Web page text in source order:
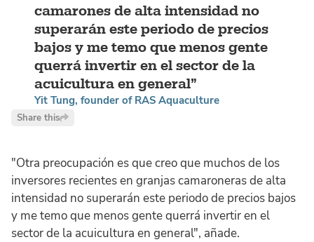
camarones de alta intensidad no
superarán este periodo de precios
bajos y me temo que menos gente
querrá invertir en el sector de la
acuicultura en general
Yit Tung, founder of RAS Aquaculture
Share this
"Otra preocupación es que creo que muchos de los
inversores recientes en granjas camaroneras de alta
intensidad no superarán este periodo de precios bajos
y me temo que menos gente querrá invertir en el
sector de la acuicultura en general", añade.